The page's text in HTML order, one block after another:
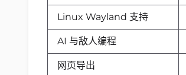
Linux Wayland 支持
AI 与敌人编程
网页导出